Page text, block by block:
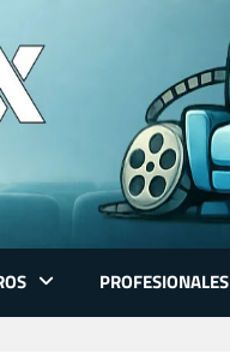
PROFESIONALES